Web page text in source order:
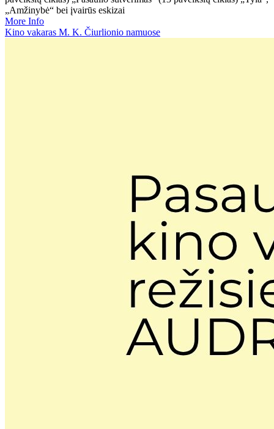
„Amžinybė“ bei įvairūs eskizai
More Info
Kino vakaras M. K. Čiurlionio namuose